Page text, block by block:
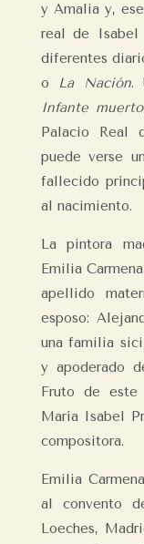
y Amalia y,
real de
diferentes
o La Nación.
Infante muerto
Palacio Real
puede verse
fallecido
al nacimiento.
La pintora
Emilia
apellido
esposo:
una familia
y apoderado
Fruto de este
María Isabel
compositora.
Emilia
al convento
Loeches,